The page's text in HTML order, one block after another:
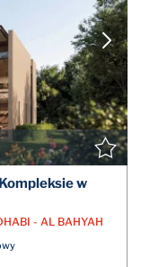
w
- AL BAHYAH